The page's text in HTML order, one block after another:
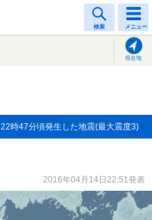
検索 メニュー
現在地
22時47分頃発生した地震(最大震度3)
2016年04月14日22:51発表